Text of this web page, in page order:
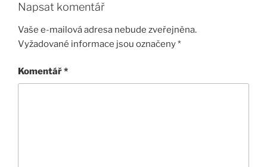
Napsat komentář
Vaše e-mailová adresa nebude zveřejněna.
Vyžadované informace jsou označeny*
Komentář*